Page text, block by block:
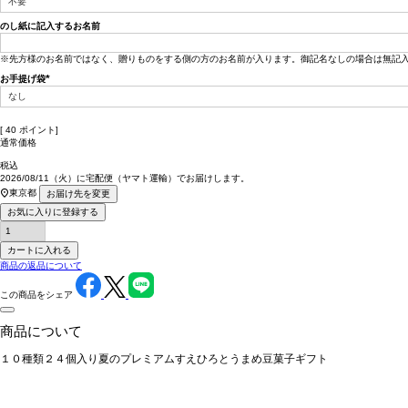
須)
のし紙に記入するお名前
※先方様のお名前ではなく、贈りものをする側の方のお名前が入ります。御記名なしの場合は無記入
お手提げ袋
[ 40 ポイント]
通常価格
税込
2026/08/11（火） に宅配便（ヤマト運輸） でお届けします。
東京都
お届け先を変更
お気に入りに登録する
カートに入れる
商品の返品について
この商品をシェア
商品について
１０種類２４個入り夏のプレミアムすえひろとうまめ豆菓子ギフト